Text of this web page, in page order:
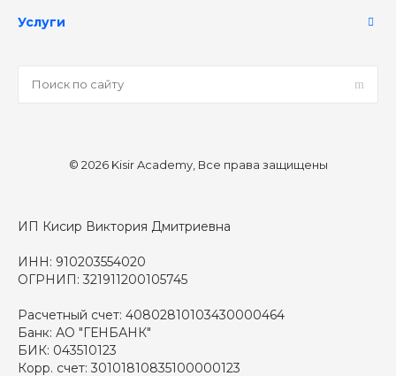
Услуги
© 2026 Kisir Academy, Все права защищены
ИП Кисир Виктория Дмитриевна
ИНН: 910203554020
ОГРНИП: 321911200105745
Расчетный счет: 40802810103430000464
Банк: АО "ГЕНБАНК"
БИК: 043510123
Корр. счет: 30101810835100000123